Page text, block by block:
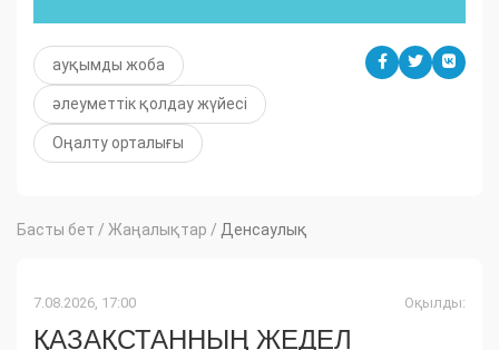
ауқымды жоба
әлеуметтік қолдау жүйесі
Оңалту орталығы
Басты бет / Жаңалықтар / Денсаулық
7.08.2026, 17:00 Оқылды:
ҚАЗАҚСТАННЫҢ ЖЕДЕЛ